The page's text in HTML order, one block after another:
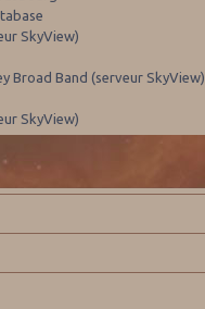
SkyView)
Broad Band (serveur SkyView)
SkyView)